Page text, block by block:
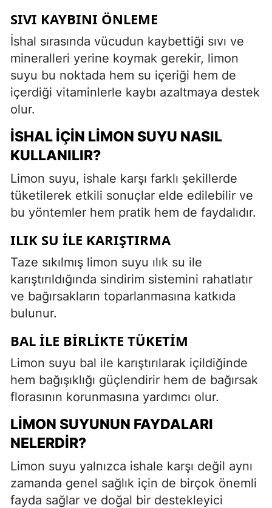
SIVI KAYBINI ÖNLEME
İshal sırasında vücudun kaybettiği sıvı ve
mineralleri yerine koymak gerekir, limon
suyu bu noktada hem su içeriği hem de
içerdiği vitaminlerle kaybı azaltmaya destek
olur.
İSHAL İÇIN LIMON SUYU NASIL
KULLANILIR?
Limon suyu, ishale karşı farklı şekillerde
tüketilerek etkili sonuçlar elde edilebilir ve
bu yöntemler hem pratik hem de faydalıdır.
ILIK SU ILE KARIŞTIRMA
Taze sıkılmış limon suyu ılık su ile
karıştırıldığında sindirim sistemini rahatlatır
ve bağırsakların toparlanmasına katkıda
bulunur.
BAL ILE BIRLIKTE TÜKETIM
Limon suyu bal ile karıştırılarak içildiğinde
hem bağışıklığı güçlendirir hem de bağırsak
florasının korunmasına yardımcı olur.
LIMON SUYUNUN FAYDALARI
NELERDIR?
Limon suyu yalnızca ishale karşı değil aynı
zamanda genel sağlık için de birçok önemli
fayda sağlar ve doğal bir destekleyici